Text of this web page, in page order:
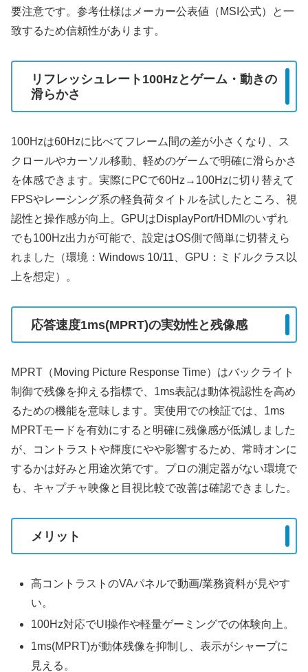
要注意です。参考仕様はメーカー公表値（MSI公式）と一
致するため信頼性があります。
リフレッシュレート100Hzとゲーム・動きの
滑らかさ
100Hzは60Hzに比べてフレーム間の差が小さくなり、ス
クロールやカーソル移動、軽めのゲームで明確に滑らかさ
を体感できます。実際にPCで60Hz→100Hzに切り替えて
FPSやレーシング系の軽負荷タイトルを試したところ、視
認性と操作感が向上。GPUはDisplayPort/HDMIのいずれ
でも100Hz出力が可能で、設定はOS側で簡単に切替えら
れました（環境：Windows 10/11、GPU：ミドルクラス以
上を想定）。
応答速度1ms(MPRT)の実効性と残像感
MPRT（Moving Picture Response Time）はバックライト
制御で残像を抑える指標で、1ms表記は動体視認性を高め
るための機能を意味します。実使用での検証では、1ms
MPRTモードを有効にすると明確に残像感が低減しました
が、コントラストや輝度にやや影響するため、常時オンに
するかは好みと用途次第です。プロの測定器がない環境で
も、キャプチャ映像と目視比較で改善は確認できました。
メリット
高コントラストのVAパネルで動画/業務資料が見やす
い。
100Hz対応でUI操作や軽量ゲーミングでの体験向上。
1ms(MPRT)が動体残像を抑制し、表示がシャープに
見える。